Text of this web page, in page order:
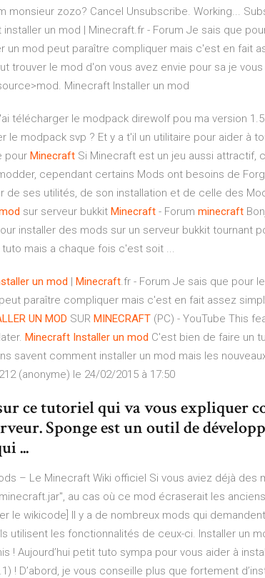
monsieur zozo? Cancel Unsubscribe. Working...
un mod | Minecraft.fr - Forum Je sais que
un mod peut paraître compliquer mais c'est en fait
trouver le mod d'on vous avez envie pour sa je
Minecraft Installer un mod
télécharger le modpack direwolf pou ma version
le modpack svp ? Et y a t'il un utilitaire pour aider à
pour Minecraft Si Minecraft est un jeu aussi attractif,
cependant certains Mods ont besoins de
de ses utilités, de son installation et de celle des
sur serveur bukkit Minecraft - Forum minecraft
installer des mods sur un serveur bukkit tournant
mais a chaque fois c'est soit ...
un mod | Minecraft.fr - Forum Je sais que pour
paraître compliquer mais c'est en fait assez
UN MOD SUR MINECRAFT (PC) - YouTube This
Minecraft Installer un mod C'est bien de faire un
savent comment installer un mod mais les
(anonyme) le 24/02/2015 à 17:50
ce tutoriel qui va vous expliquer
Sponge est un outil de
...
– Le Minecraft Wiki officiel Si vous aviez déjà des
au cas où ce mod écraserait les
le wikicode] Il y a de nombreux mods qui
utilisent les fonctionnalités de ceux-ci. Installer un
! Aujourd’hui petit tuto sympa pour vous aider à
! D’abord, je vous conseille plus que fortement